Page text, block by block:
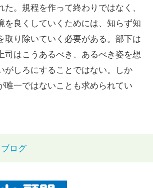
た。規程を作って終わりではなく、
を良くしていくためには、知らず知
取り除いていく必要がある。部下は
司はこうあるべき、あるべき姿を想
がしろにすることではない。しか
唯一ではないことも求められてい
ブログ